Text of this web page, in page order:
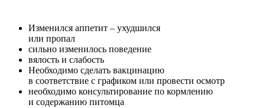
Изменился аппетит – ухудшился
или пропал
сильно изменилось поведение
вялость и слабость
Необходимо сделать вакцинацию
в соответствие с графиком или провести осмотр
необходимо консультирование по кормлению
и содержанию питомца